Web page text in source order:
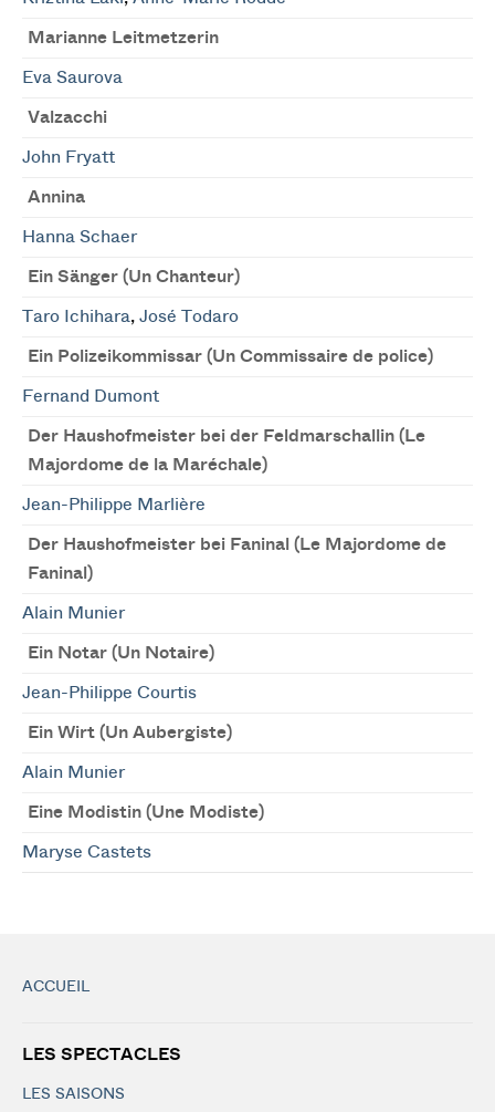
Marianne Leitmetzerin
Eva Saurova
Valzacchi
John Fryatt
Annina
Hanna Schaer
Ein Sänger (Un Chanteur)
Taro Ichihara, José Todaro
Ein Polizeikommissar (Un Commissaire de police)
Fernand Dumont
Der Haushofmeister bei der Feldmarschallin (Le
Majordome de la Maréchale)
Jean-Philippe Marlière
Der Haushofmeister bei Faninal (Le Majordome de
Faninal)
Alain Munier
Ein Notar (Un Notaire)
Jean-Philippe Courtis
Ein Wirt (Un Aubergiste)
Alain Munier
Eine Modistin (Une Modiste)
Maryse Castets
ACCUEIL
LES SPECTACLES
LES SAISONS